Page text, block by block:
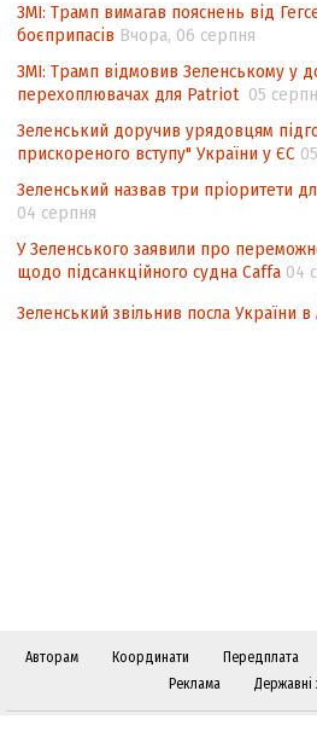
ЗМІ: Трамп вимагав пояснень від
боєприпасів Вчора, 06 серпня
ЗМІ: Трамп відмовив Зеленському у
перехоплювачах для Patriot 05
Зеленський доручив урядовцям
прискореного вступу" України у ЄС
Зеленський назвав три пріоритети
04 серпня
У Зеленського заявили про
щодо підсанкційного судна Caffa 04
Зеленський звільнив посла України в
Авторам Координати Передплата
Реклама
Державні